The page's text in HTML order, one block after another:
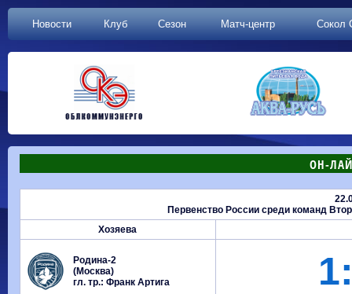
Новости Клуб Сезон Матч-центр Сокол
ОН-
Первенство России среди команд
Хозяева
Родина-2
(Москва)
гл. тр.: Франк Артига